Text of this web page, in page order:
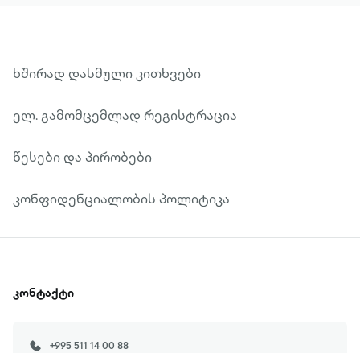
ხშირად დასმული კითხვები
ელ. გამომცემლად რეგისტრაცია
წესები და პირობები
კონფიდენციალობის პოლიტიკა
კონტაქტი
+995 511 14 00 88